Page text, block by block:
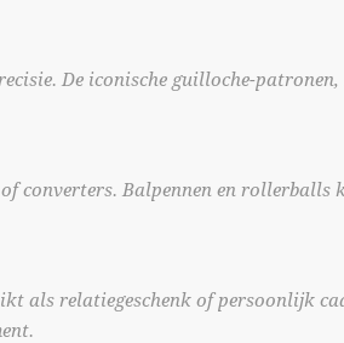
De iconische guilloche-
Balpennen en rollerballs
als relatiegeschenk of persoonlijk